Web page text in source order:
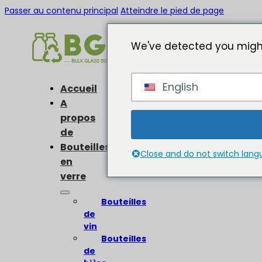
Passer au contenu principal Atteindre le pied de page
Accueil
A
propos
de
Bouteilles
en
verre
Bouteilles
de
vin
Bouteilles
de
We've detected you
English
Close and do not switch